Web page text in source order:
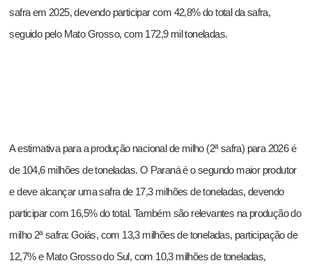
safra em 2025, devendo participar com 42,8% do total da safra,
seguido pelo Mato Grosso, com 172,9 mil toneladas.
A estimativa para a produção nacional de milho (2ª safra) para 2026 é
de 104,6 milhões de toneladas. O Paraná é o segundo maior produtor
e deve alcançar uma safra de 17,3 milhões de toneladas, devendo
participar com 16,5% do total. Também são relevantes na produção do
milho 2ª safra: Goiás, com 13,3 milhões de toneladas, participação de
12,7% e Mato Grosso do Sul, com 10,3 milhões de toneladas,